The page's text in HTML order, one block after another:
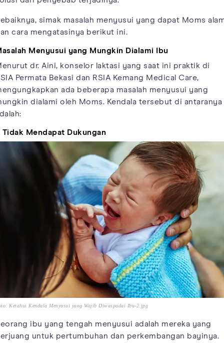
simak masalah menyusui yang dapat Moms
cara mengatasinya berikut ini.
Menyusui yang Mungkin Dialami Ibu
dr. Aini, konselor laktasi yang saat ini praktik di
Permata Bekasi dan RSIA Kemang Medical Care,
ada beberapa masalah menyusui yang
dialami oleh Moms. Kendala tersebut di antaranya
Tidak Mendapat Dukungan
Ketahui Kendala Menyusui yang Wajib Diwaspadai Ibu-2.jpg
ibu yang tengah menyusui adalah mereka yang
untuk pertumbuhan dan perkembangan bayinya.